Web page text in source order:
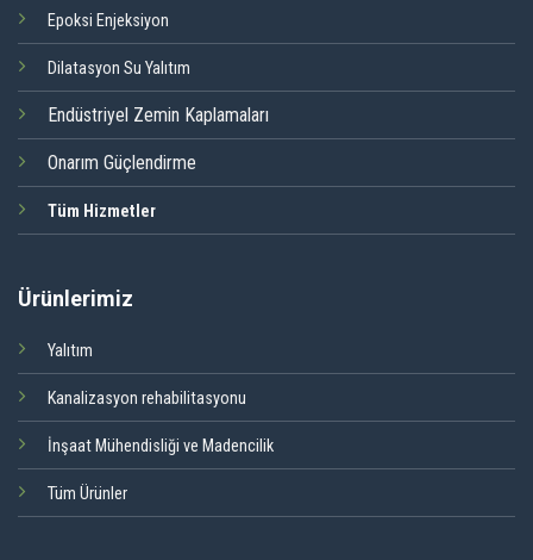
Epoksi Enjeksiyon
Dilatasyon Su Yalıtım
Endüstriyel Zemin Kaplamaları
Onarım Güçlendirme
Tüm Hizmetler
Ürünlerimiz
Yalıtım
Kanalizasyon rehabilitasyonu
İnşaat Mühendisliği ve Madencilik
Tüm Ürünler